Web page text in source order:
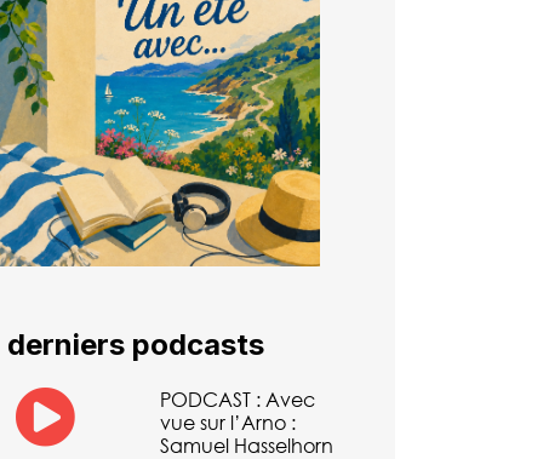
derniers podcasts
PODCAST : Avec
vue sur l’Arno :
Samuel Hasselhorn